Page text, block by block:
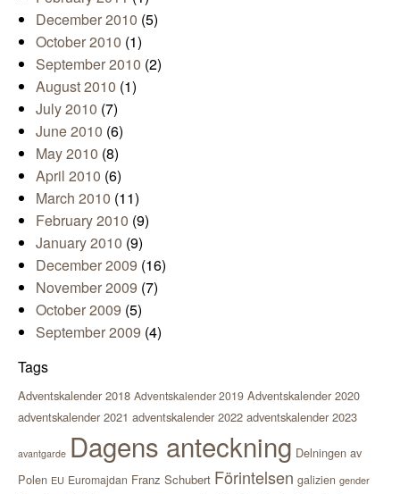
December 2010 (5)
October 2010 (1)
September 2010 (2)
August 2010 (1)
July 2010 (7)
June 2010 (6)
May 2010 (8)
April 2010 (6)
March 2010 (11)
February 2010 (9)
January 2010 (9)
December 2009 (16)
November 2009 (7)
October 2009 (5)
September 2009 (4)
Tags
Adventskalender 2018 Adventskalender 2019 Adventskalender 2020
adventskalender 2021 adventskalender 2022 adventskalender 2023
avantgarde Dagens anteckning Delningen av
Polen EU Euromajdan Franz Schubert Förintelsen galizien gender